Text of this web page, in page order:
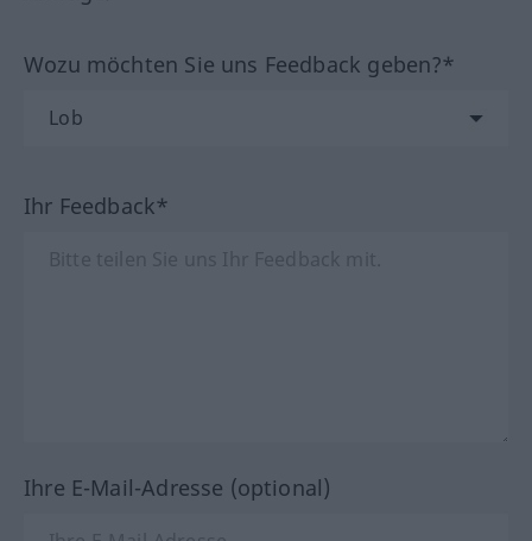
Wozu möchten Sie uns Feedback geben?*
Ihr Feedback*
Ihre E-Mail-Adresse (optional)